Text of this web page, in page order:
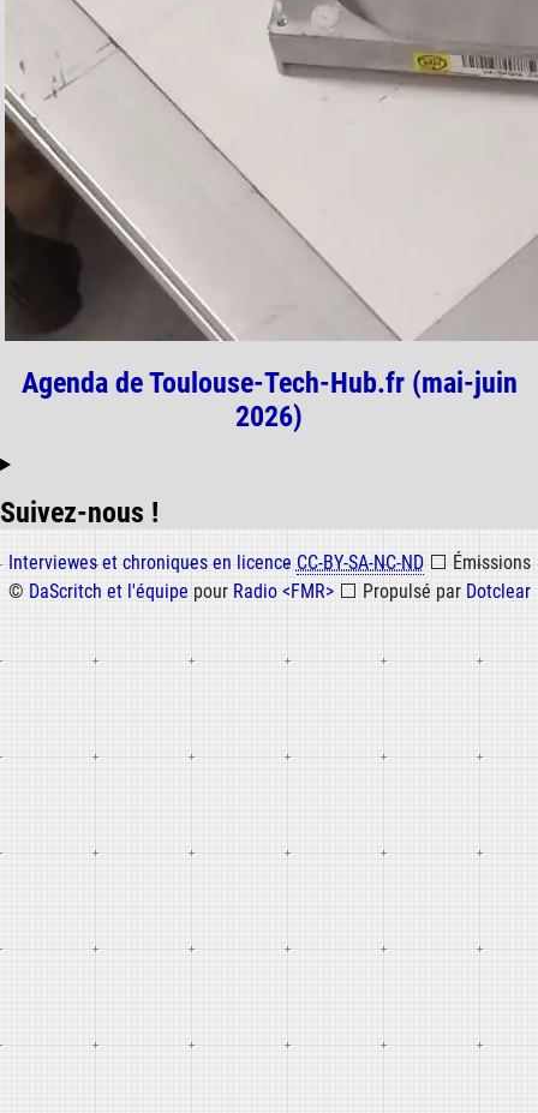
Agenda de Toulouse-Tech-Hub.fr (mai-juin
2026)
Suivez-nous !
Informations
Interviewes et chroniques en licence CC-BY-SA-NC-ND ⬜ Émissions
© DaScritch et l'équipe pour Radio <FMR> ⬜ Propulsé par Dotclear